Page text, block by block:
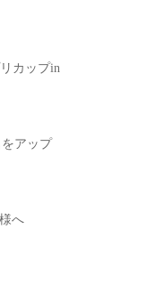
カップin
アップ
へ